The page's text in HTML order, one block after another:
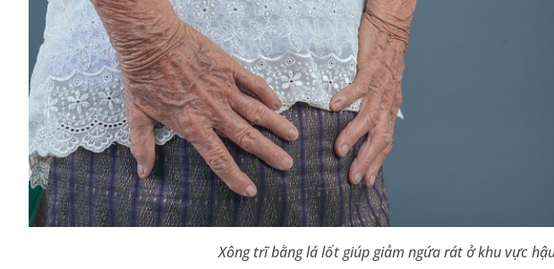
Xông trĩ bằng lá lốt giúp giảm ngứa rát ở khu vực